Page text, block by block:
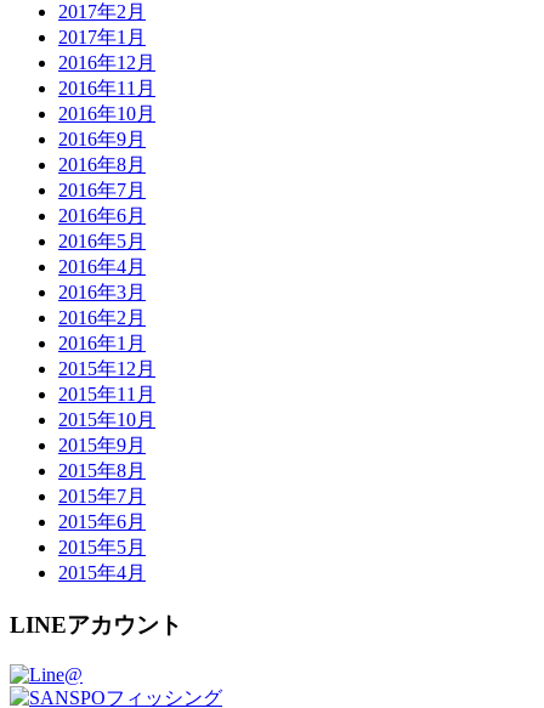
2017年2月
2017年1月
2016年12月
2016年11月
2016年10月
2016年9月
2016年8月
2016年7月
2016年6月
2016年5月
2016年4月
2016年3月
2016年2月
2016年1月
2015年12月
2015年11月
2015年10月
2015年9月
2015年8月
2015年7月
2015年6月
2015年5月
2015年4月
LINEアカウント